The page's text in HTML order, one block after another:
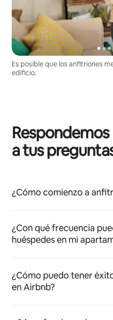
Es posible que los anfitriones
edificio.
Respondemos
a tus
¿Cómo comienzo a
¿Con qué frecuencia
huéspedes en mi
¿Cómo puedo tener
en Airbnb?